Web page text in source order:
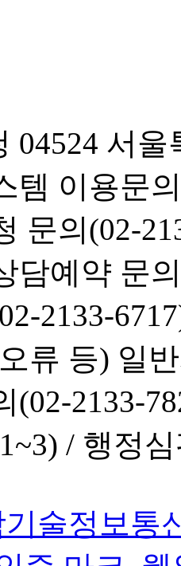
04524 서
템 이용문
문의(02-
담예약 문
2133-
류 등) 일
(02-2133-
/ 행정심